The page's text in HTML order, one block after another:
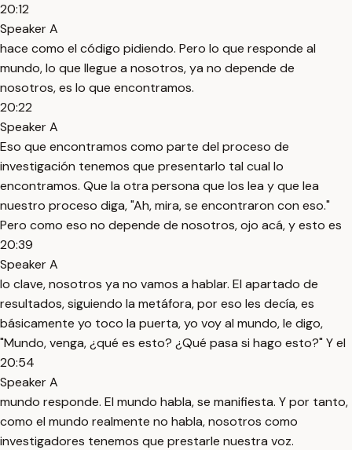
20:12
Speaker A
hace como el código pidiendo. Pero lo que responde al
mundo, lo que llegue a nosotros, ya no depende de
nosotros, es lo que encontramos.
20:22
Speaker A
Eso que encontramos como parte del proceso de
investigación tenemos que presentarlo tal cual lo
encontramos. Que la otra persona que los lea y que lea
nuestro proceso diga, "Ah, mira, se encontraron con eso."
Pero como eso no depende de nosotros, ojo acá, y esto es
20:39
Speaker A
lo clave, nosotros ya no vamos a hablar. El apartado de
resultados, siguiendo la metáfora, por eso les decía, es
básicamente yo toco la puerta, yo voy al mundo, le digo,
"Mundo, venga, ¿qué es esto? ¿Qué pasa si hago esto?" Y el
20:54
Speaker A
mundo responde. El mundo habla, se manifiesta. Y por tanto,
como el mundo realmente no habla, nosotros como
investigadores tenemos que prestarle nuestra voz.